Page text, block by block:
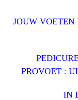
JOUW
PROVOET :
IN